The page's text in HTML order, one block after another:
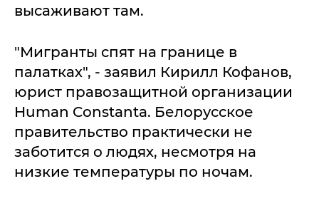
высаживают там.
"Мигранты спят на границе в
палатках", - заявил Кирилл Кофанов,
юрист правозащитной организации
Human Constanta. Белорусское
правительство практически не
заботится о людях, несмотря на
низкие температуры по ночам.